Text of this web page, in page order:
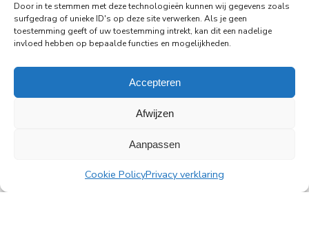
Door in te stemmen met deze technologieën kunnen wij gegevens zoals
surfgedrag of unieke ID's op deze site verwerken. Als je geen
toestemming geeft of uw toestemming intrekt, kan dit een nadelige
invloed hebben op bepaalde functies en mogelijkheden.
Accepteren
Afwijzen
Aanpassen
Cookie PolicyPrivacy verklaring
Read more
All news
PingProperties